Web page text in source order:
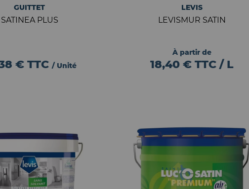
GUITTET
SATINEA PLUS
€TTC / Unité
LEVIS
LEVISMUR SATIN
À partir de
18,40 € TTC / L